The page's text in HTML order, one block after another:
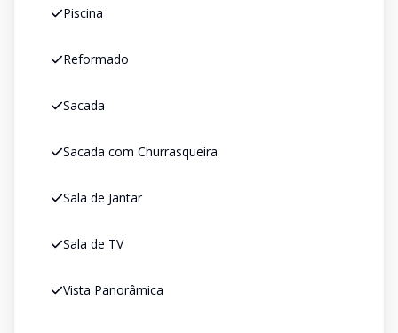
Piscina
Reformado
Sacada
Sacada com Churrasqueira
Sala de Jantar
Sala de TV
Vista Panorâmica